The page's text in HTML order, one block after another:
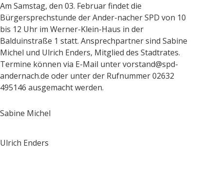
Am Samstag, den 03. Februar findet die
Bürgersprechstunde der Ander-nacher SPD von 10
bis 12 Uhr im Werner-Klein-Haus in der
Balduinstraße 1 statt. Ansprechpartner sind Sabine
Michel und Ulrich Enders, Mitglied des Stadtrates.
Termine können via E-Mail unter vorstand@spd-
andernach.de oder unter der Rufnummer 02632
495146 ausgemacht werden.
Sabine Michel
Ulrich Enders